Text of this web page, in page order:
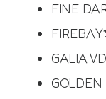
FINE
GALIA
GOLDEN